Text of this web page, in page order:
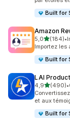
Built for
Amazon
5,0étoile(s)
(184)
184 avis au•
Importez les
Built for
LAI
4,9étoile(s)
(490)
490 avis au•
et aux
Built for